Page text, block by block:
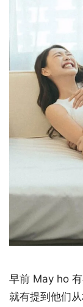
早前 May ho
就有提到他们